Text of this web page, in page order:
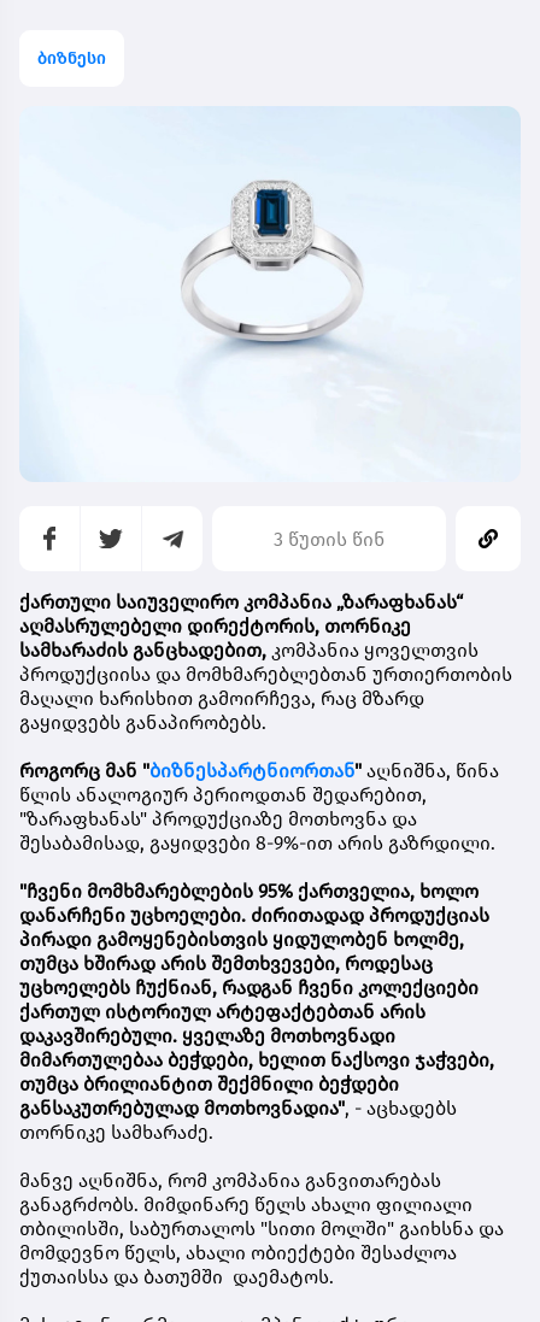
ბიზნესი
3 წუთის წინ
ქართული საიუველირო კომპანია „ზარაფხანას“
აღმასრულებელი დირექტორის, თორნიკე
სამხარაძის განცხადებით, კომპანია ყოველთვის
პროდუქციისა და მომხმარებლებთან ურთიერთობის
მაღალი ხარისხით გამოირჩევა, რაც მზარდ
გაყიდვებს განაპირობებს.
როგორც მან "ბიზნესპარტნიორთან" აღნიშნა, წინა
წლის ანალოგიურ პერიოდთან შედარებით,
"ზარაფხანას" პროდუქციაზე მოთხოვნა და
შესაბამისად, გაყიდვები 8-9%-ით არის გაზრდილი.
"ჩვენი მომხმარებლების 95% ქართველია, ხოლო
დანარჩენი უცხოელები. ძირითადად პროდუქციას
პირადი გამოყენებისთვის ყიდულობენ ხოლმე,
თუმცა ხშირად არის შემთხვევები, როდესაც
უცხოელებს ჩუქნიან, რადგან ჩვენი კოლექციები
ქართულ ისტორიულ არტეფაქტებთან არის
დაკავშირებული. ყველაზე მოთხოვნადი
მიმართულებაა ბეჭდები, ხელით ნაქსოვი ჯაჭვები,
თუმცა ბრილიანტით შექმნილი ბეჭდები
განსაკუთრებულად მოთხოვნადია", - აცხადებს
თორნიკე სამხარაძე.
მანვე აღნიშნა, რომ კომპანია განვითარებას
განაგრძობს. მიმდინარე წელს ახალი ფილიალი
თბილისში, საბურთალოს "სითი მოლში" გაიხსნა და
მომდევნო წელს, ახალი ობიექტები შესაძლოა
ქუთაისსა და ბათუმში დაემატოს.